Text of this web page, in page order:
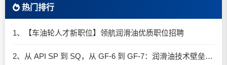
热门排行
1、【车油轮人才新职位】领航润滑油优质职位招聘
2、从 API SP 到 SQ，从 GF-6 到 GF-7：润滑油技术壁垒再升高，你准备好了吗？